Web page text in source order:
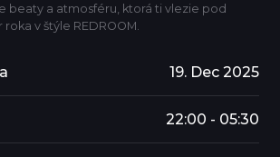
beaty a atmosféru, ktorá ti vlezie pod
v štýle REDROOM.
19. Dec 2025
22:00 - 05:30